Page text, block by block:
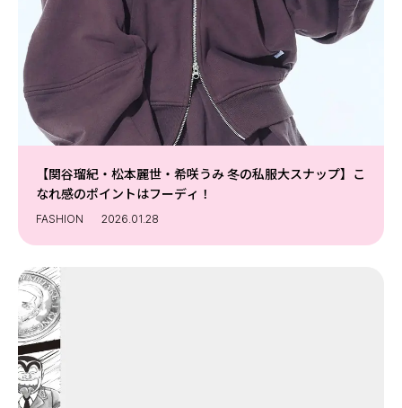
【関谷瑠紀・松本麗世・希咲うみ 冬の私服大スナップ】こ
なれ感のポイントはフーディ！
FASHION 2026.01.28